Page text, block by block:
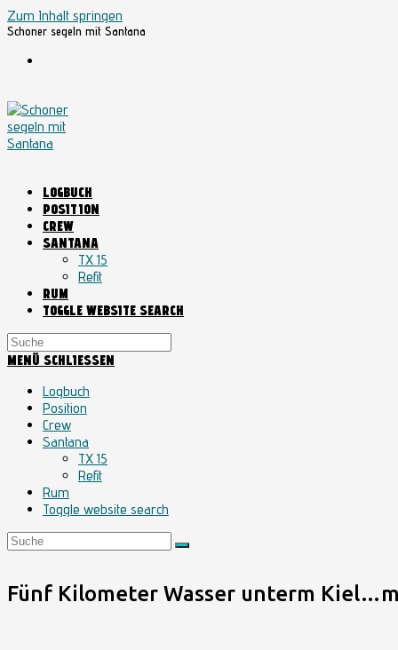
Zum Inhalt springen
Schoner segeln mit Santana
LOGBUCH
POSITION
CREW
SANTANA
TX 15
Refit
RUM
TOGGLE WEBSITE SEARCH
MENÜ SCHLIESSEN
Logbuch
Position
Crew
Santana
TX 15
Refit
Rum
Toggle website search
Fünf Kilometer Wasser unterm